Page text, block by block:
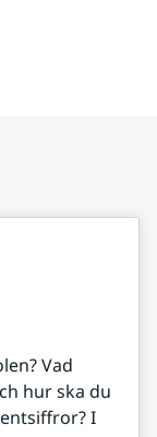
Vad
hur ska du
I